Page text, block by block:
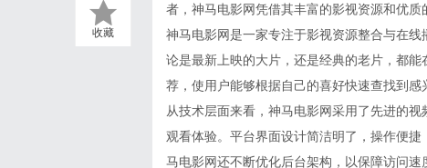
收藏
者，神马电影网凭借其丰富的影视资源和优质
神马电影网是一家专注于影视资源整合与在
论是最新上映的大片，还是经典的老片，都
荐，使用户能够根据自己的喜好快速查找到感
从技术层面来看，神马电影网采用了先进的
观看体验。平台界面设计简洁明了，操作便
马电影网还不断优化后台架构，以保障访问速